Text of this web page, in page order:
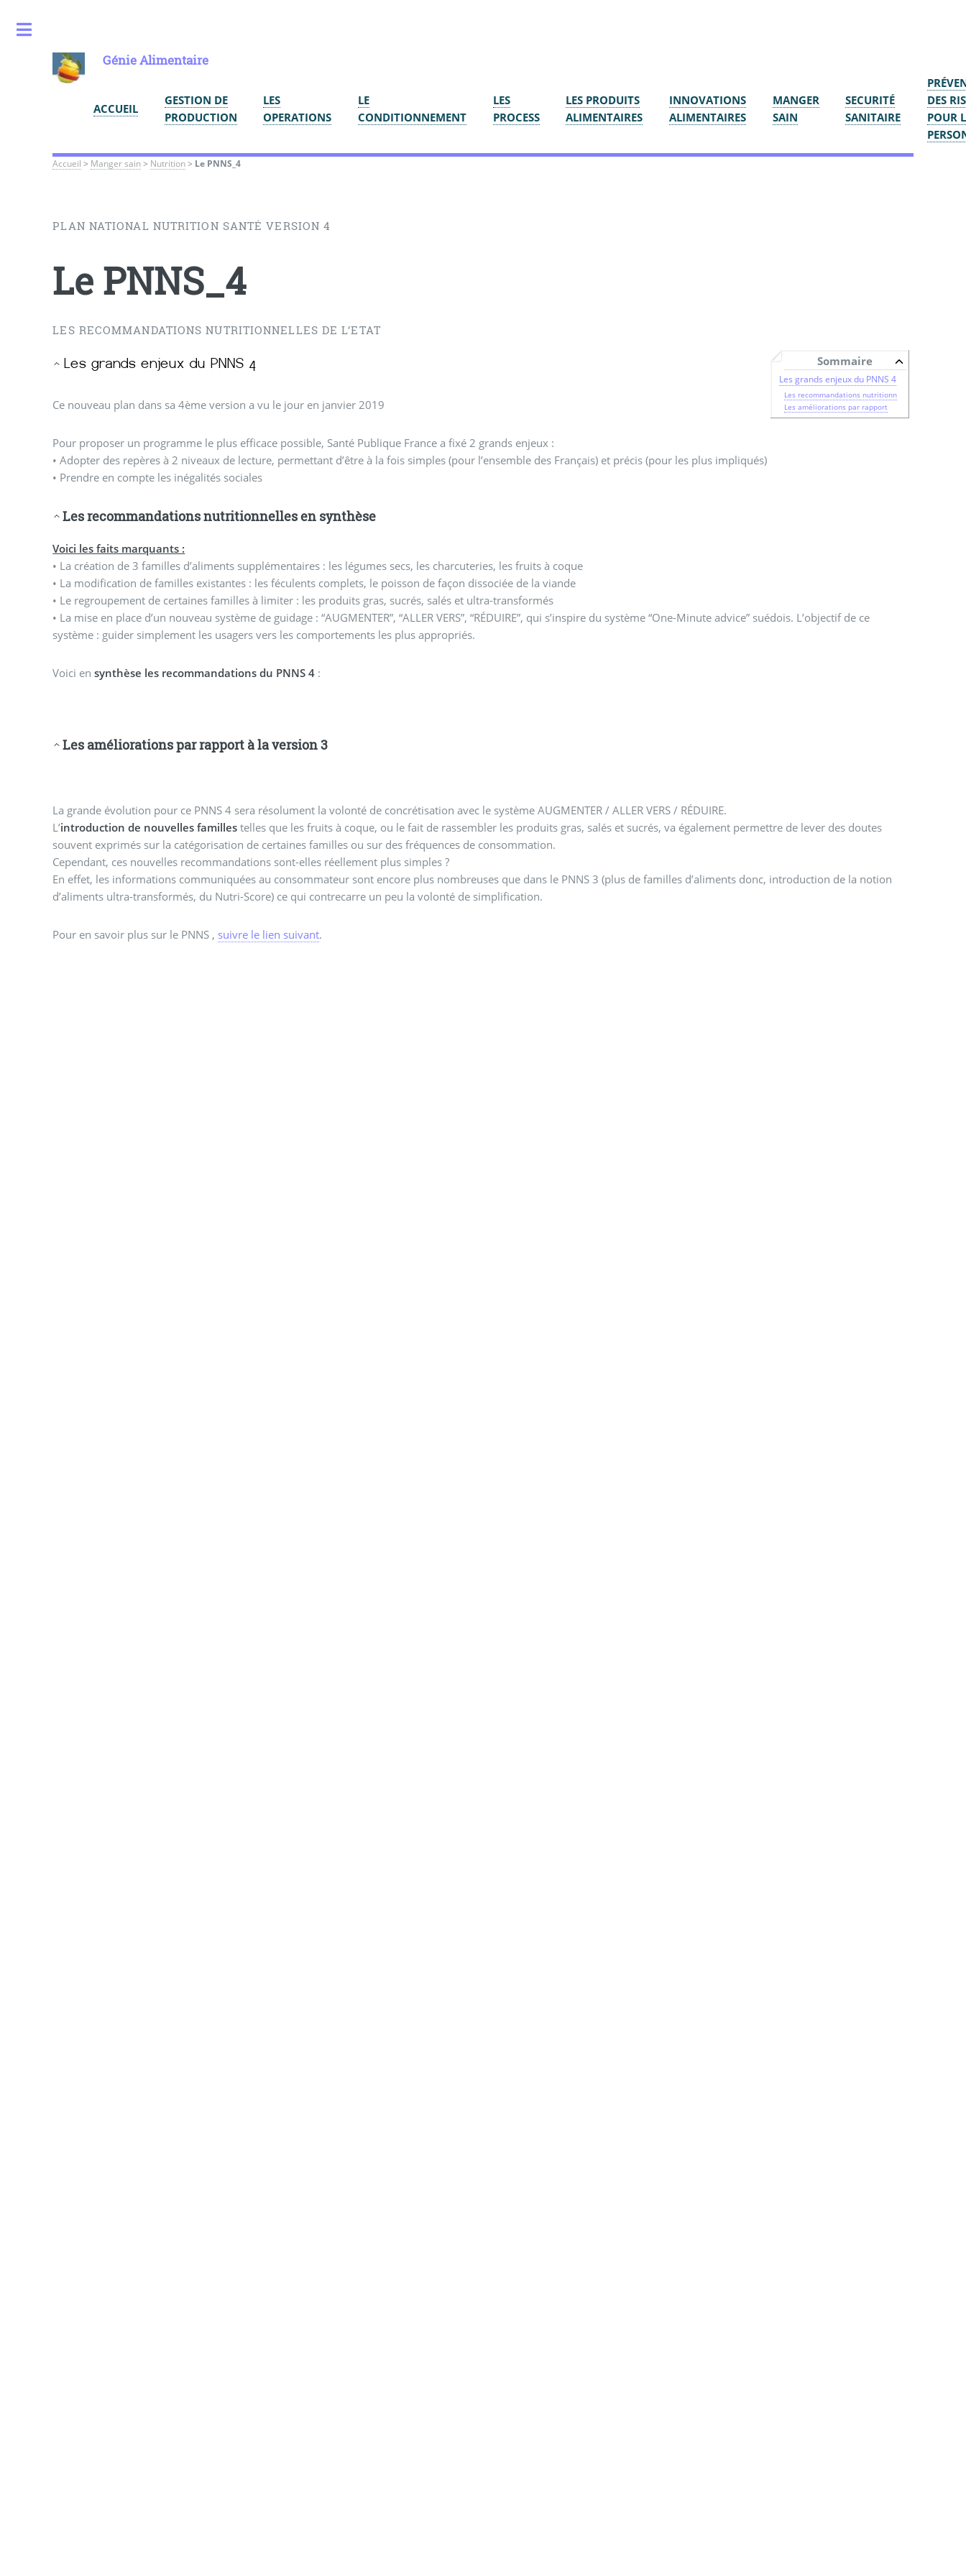
Génie Alimentaire
ACCUEIL
GESTION DE
PRODUCTION
LES
OPERATIONS
LE
CONDITIONNEMENT
LES
PROCESS
LES PRODUITS
ALIMENTAIRES
INNOVATIONS
ALIMENTAIRES
MANGER
SAIN
SECURITÉ
SANITAIRE
DES
POUR
Accueil > Manger sain> Nutrition> Le PNNS_4
PLAN NATIONAL NUTRITION SANTÉ VERSION 4
Le PNNS_4
LES RECOMMANDATIONS NUTRITIONNELLES DE L’ETAT
Sommaire
Les grands enjeux du PNNS 4
Les recommandations nutritionn
Les améliorations par rapport
Ce nouveau plan dans sa 4ème version a vu le jour en janvier 2019
Pour proposer un programme le plus efficace possible, Santé Publique France a fixé 2 grands enjeux :
• Adopter des repères à 2 niveaux de lecture, permettant d’être à la fois simples (pour l’ensemble des Français) et précis (pour les plus impliqués)
• Prendre en compte les inégalités sociales
Les recommandations nutritionnelles en synthèse
Voici les faits marquants :
• La création de 3 familles d’aliments supplémentaires : les légumes secs, les charcuteries, les fruits à coque
• La modification de familles existantes : les féculents complets, le poisson de façon dissociée de la viande
• Le regroupement de certaines familles à limiter : les produits gras, sucrés, salés et ultra-transformés
• La mise en place d’un nouveau système de guidage : “AUGMENTER”, “ALLER VERS”, “RÉDUIRE”, qui s’inspire du système “One-Minute advice” suédois. L’objectif de ce
système : guider simplement les usagers vers les comportements les plus appropriés.
Voici ensynthèse les recommandations du PNNS 4 :
Les améliorations par rapport à la version 3
La grande évolution pour ce PNNS 4 sera résolument la volonté de concrétisation avec le système AUGMENTER / ALLER VERS / RÉDUIRE.
L’introduction de nouvelles familles telles que les fruits à coque, ou le fait de rassembler les produits gras, salés et sucrés, va également permettre de lever des doutes
souvent exprimés sur la catégorisation de certaines familles ou sur des fréquences de consommation.
Cependant, ces nouvelles recommandations sont-elles réellement plus simples ?
En effet, les informations communiquées au consommateur sont encore plus nombreuses que dans le PNNS 3 (plus de familles d’aliments donc, introduction de la notion
d’aliments ultra-transformés, du Nutri-Score) ce qui contrecarre un peu la volonté de simplification.
Pour en savoir plus sur le PNNS , suivre le lien suivant.